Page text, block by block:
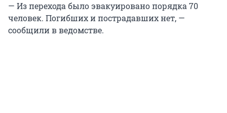
— Из перехода было эвакуировано порядка 70
человек. Погибших и пострадавших нет, —
сообщили в ведомстве.